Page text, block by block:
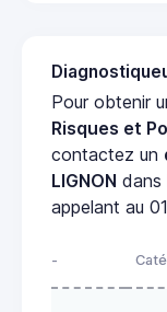
Pour obtenir
Risques et
contactez un
LIGNON dans
appelant au
-